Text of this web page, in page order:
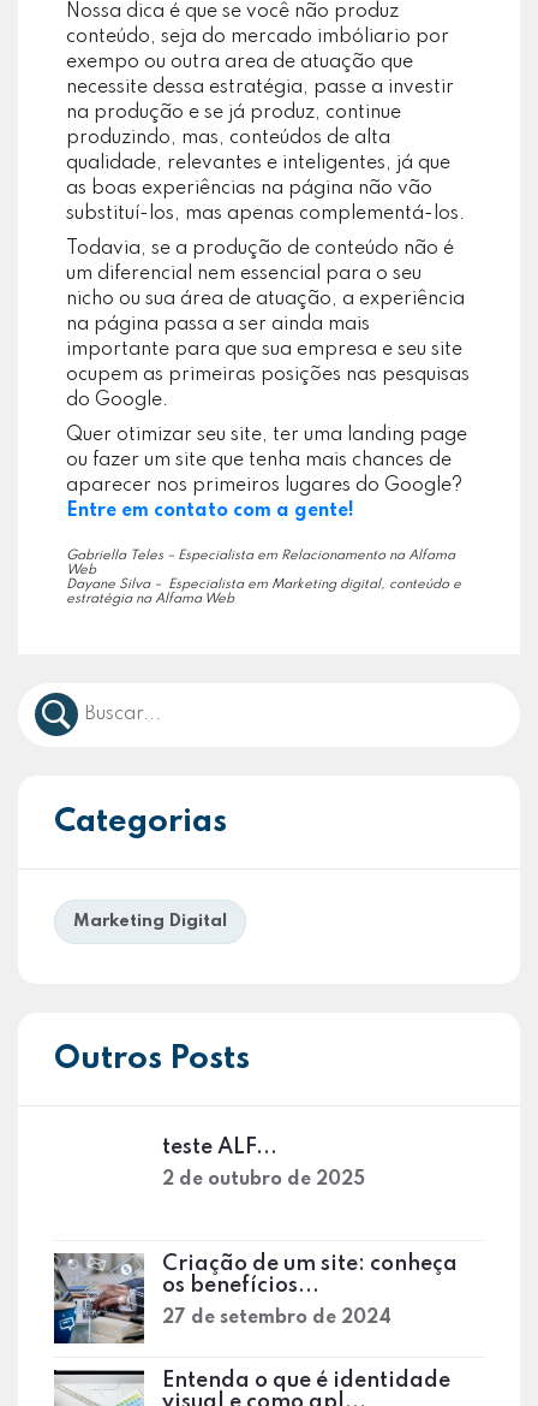
Nossa dica é que se você não produz
conteúdo, seja do mercado imbóliario por
exempo ou outra area de atuação que
necessite dessa estratégia, passe a investir
na produção e se já produz, continue
produzindo, mas, conteúdos de alta
qualidade, relevantes e inteligentes, já que
as boas experiências na página não vão
substituí-los, mas apenas complementá-los.
Todavia, se a produção de conteúdo não é
um diferencial nem essencial para o seu
nicho ou sua área de atuação, a experiência
na página passa a ser ainda mais
importante para que sua empresa e seu site
ocupem as primeiras posições nas pesquisas
do Google.
Quer otimizar seu site, ter uma landing page
ou fazer um site que tenha mais chances de
aparecer nos primeiros lugares do Google?
Entre em contato com a gente!
Gabriella Teles – Especialista em Relacionamento na Alfama
Web
Dayane Silva – Especialista em Marketing digital, conteúdo e
estratégia na Alfama Web
Categorias
Marketing Digital
Outros Posts
teste ALF...
2 de outubro de 2025
Criação de um site: conheça
os benefícios...
27 de setembro de 2024
Entenda o que é identidade